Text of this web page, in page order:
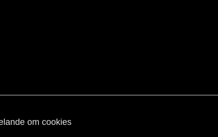
om cookies